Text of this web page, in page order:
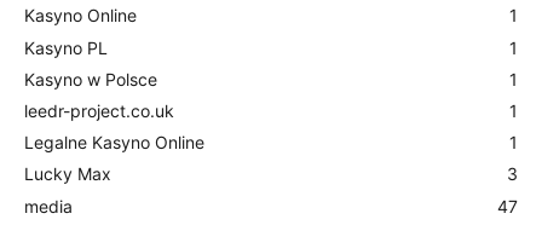
Kasyno Online
1
Kasyno PL
1
Kasyno w Polsce
1
leedr-project.co.uk
1
Legalne Kasyno Online
1
Lucky Max
3
media
47